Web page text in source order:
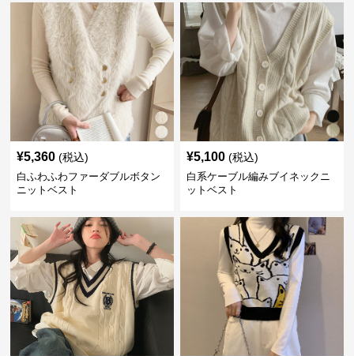
¥5,360 (税込)
白ふわふわファーダブルボタン
ニットベスト
¥5,100 (税込)
白系ケーブル編みブイネックニ
ットベスト